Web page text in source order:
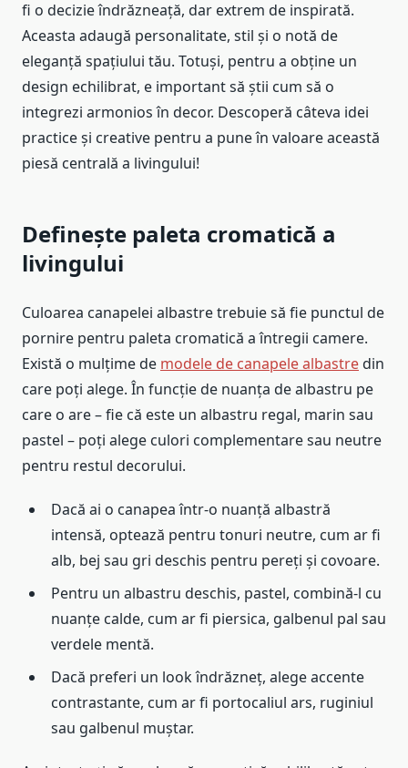
fi o decizie îndrăzneață, dar extrem de inspirată.
Aceasta adaugă personalitate, stil și o notă de
eleganță spațiului tău. Totuși, pentru a obține un
design echilibrat, e important să știi cum să o
integrezi armonios în decor. Descoperă câteva idei
practice și creative pentru a pune în valoare această
piesă centrală a livingului!
Definește paleta cromatică a
livingului
Culoarea canapelei albastre trebuie să fie punctul de
pornire pentru paleta cromatică a întregii camere.
Există o mulțime de modele de canapele albastredin
care poți alege. În funcție de nuanța de albastru pe
care o are – fie că este un albastru regal, marin sau
pastel – poți alege culori complementare sau neutre
pentru restul decorului.
Dacă ai o canapea într-o nuanță albastră
intensă, optează pentru tonuri neutre, cum ar fi
alb, bej sau gri deschis pentru pereți și covoare.
Pentru un albastru deschis, pastel, combină-l cu
nuanțe calde, cum ar fi piersica, galbenul pal sau
verdele mentă.
Dacă preferi un look îndrăzneț, alege accente
contrastante, cum ar fi portocaliul ars, ruginiul
sau galbenul muștar.